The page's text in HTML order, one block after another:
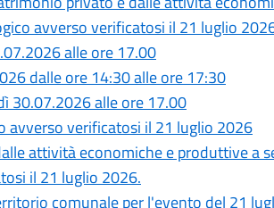
avverso verificatosi il 21 luglio
alle ore 17.00
dalle ore 14:30 alle ore 17:30
30.07.2026 alle ore 17.00
avverso verificatosi il 21 luglio 2026
attività economiche e produttive a
il 21 luglio 2026.
comunale per l'evento del 21